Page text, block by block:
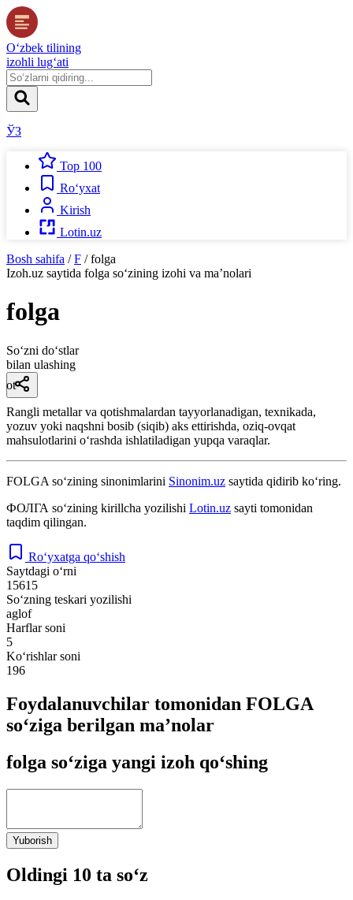
O‘zbek tilining
izohli lug‘ati
ЎЗ
Top 100
Ro‘yxat
Kirish
Lotin.uz
Bosh sahifa / F / folga
Izoh.uz saytida folga so‘zining izohi va ma’nolari
folga
So‘zni do‘stlar
bilan ulashing
ot
Rangli metallar va qotishmalardan tayyorlanadigan, texnikada,
yozuv yoki naqshni bosib (siqib) aks ettirishda, oziq-ovqat
mahsulotlarini oʻrashda ishlatiladigan yupqa varaqlar.
FOLGA so‘zining sinonimlarini Sinonim.uz saytida qidirib ko‘ring.
ФОЛГА so‘zining kirillcha yozilishi Lotin.uz sayti tomonidan
taqdim qilingan.
Ro‘yxatga qo‘shish
Saytdagi o‘rni
15615
So‘zning teskari yozilishi
aglof
Harflar soni
5
Ko‘rishlar soni
196
Foydalanuvchilar tomonidan FOLGA
so‘ziga berilgan ma’nolar
folga so‘ziga yangi izoh qo‘shing
Yuborish
Oldingi 10 ta so‘z